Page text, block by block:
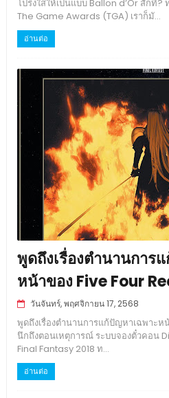
โปร่งใสให้เป็นแบบ Ballon d’Or สักที?
The Game Awards (TGA) เราก็มั...
อ่านต่อ
พูดถึงเรื่องตำนานการ
หน้าของ Five Four
วันจันทร์, พฤศจิกายน 17, 2568
พูดถึงเรื่องตำนานการแก้ปัญหาเฉพาะห
นึกถึงตอนเหตุการณ์ ระบบจองตั๋วคอน
Final Fantasy 2018 ท...
อ่านต่อ